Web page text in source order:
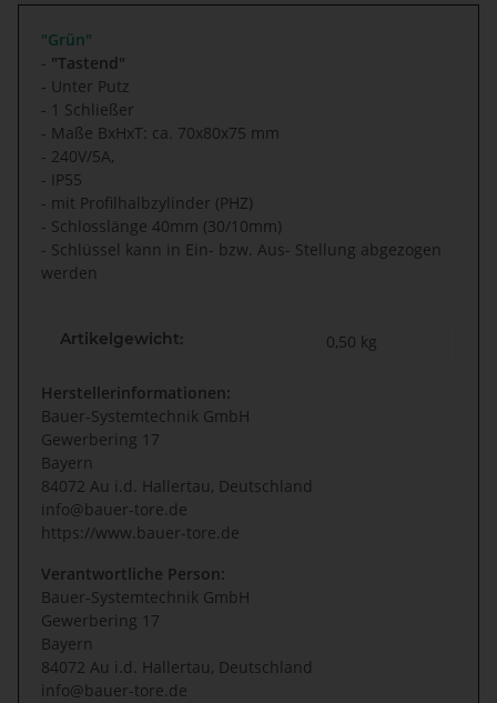
"Grün"
- "Tastend"
- Unter Putz
- 1 Schließer
- Maße BxHxT: ca. 70x80x75 mm
- 240V/5A,
- IP55
- mit Profilhalbzylinder (PHZ)
- Schlosslänge 40mm (30/10mm)
- Schlüssel kann in Ein- bzw. Aus- Stellung abgezogen
werden
Artikelgewicht: 0,50 kg
Herstellerinformationen:
Bauer-Systemtechnik GmbH
Gewerbering 17
Bayern
84072 Au i.d. Hallertau, Deutschland
info@bauer-tore.de
https://www.bauer-tore.de
Verantwortliche Person:
Bauer-Systemtechnik GmbH
Gewerbering 17
Bayern
84072 Au i.d. Hallertau, Deutschland
info@bauer-tore.de